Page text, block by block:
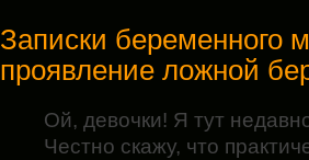
Записки беременного
проявление ложной
Ой, девочки! Я тут
Честно скажу, что